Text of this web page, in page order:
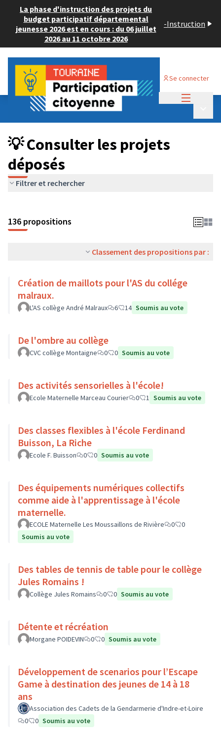
La phase d'instruction des projets du
budget participatif départemental
jeunesse 2026 est en cours : du 06 juillet
2026 au 11 octobre 2026
-Instruction
Se connecter
Budget Participatif JEUNESSE 2024
💡 Consulter les projets déposés
💡 Consulter les projets
déposés
Filtrer et rechercher
136 propositions
Classement des propositions par :
Création de maillots pour l'AS du collége
malraux.
L'AS collège André Malraux 6 14 Soumis au vote
De l'ombre au collège
CVC collège Montaigne 0 0 Soumis au vote
Des activités sensorielles à l'école!
Ecole Maternelle Marceau Courier 0 1 Soumis au vote
Des classes flexibles à l'école Ferdinand
Buisson, La Riche
Ecole F. Buisson 0 0 Soumis au vote
Des équipements numériques collectifs
comme aide à l'apprentissage à l'école
maternelle.
ECOLE Maternelle Les Moussaillons de Rivière 0
0
Soumis au vote
Des tables de tennis de table pour le collège
Jules Romains !
Collège Jules Romains 0 0 Soumis au vote
Détente et récréation
Morgane POIDEVIN 0 0 Soumis au vote
Développement de scenarios pour l’Escape
Game à destination des jeunes de 14 à 18
ans
Association des Cadets de la Gendarmerie d'Indre-et-Loire
0
0 Soumis au vote